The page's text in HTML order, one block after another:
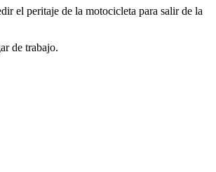
el peritaje de la motocicleta para salir de la
de trabajo.